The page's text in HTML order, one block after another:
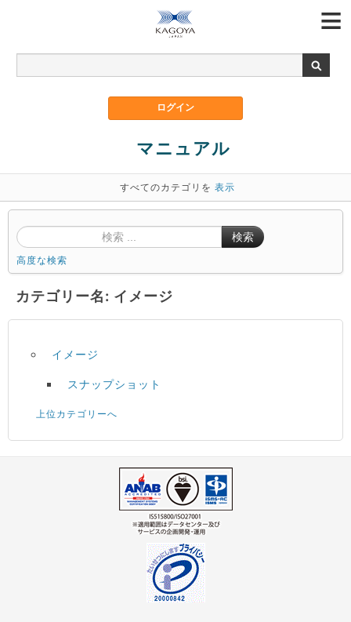
マニュアル
すべてのカテゴリを 表示
検索
高度な検索
カテゴリー名: イメージ
イメージ
スナップショット
上位カテゴリーへ